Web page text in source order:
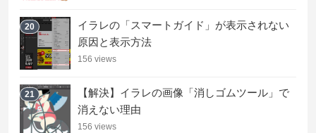
20
イラレの「スマートガイド」が表示されない
原因と表示方法
156 views
21
【解決】イラレの画像「消しゴムツール」で
消えない理由
156 views